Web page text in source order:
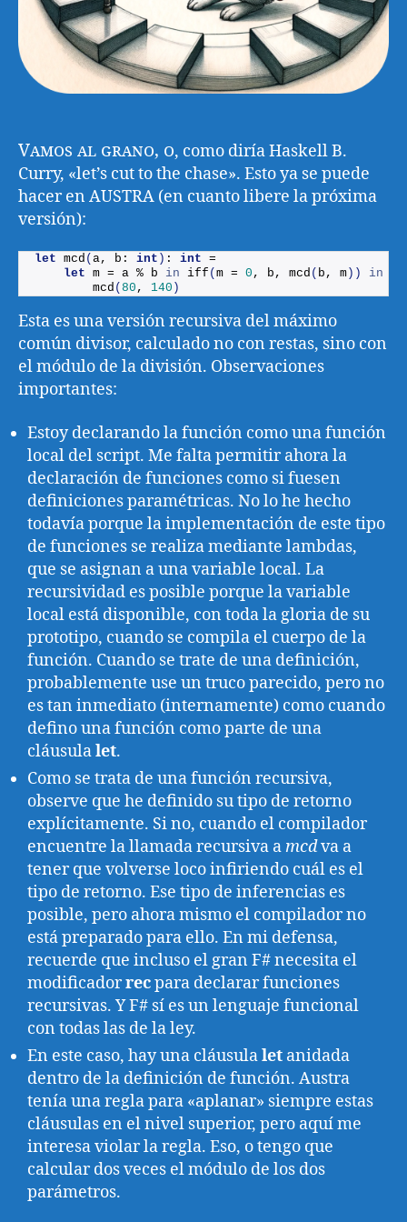
Vamos al grano, o, como diría Haskell B.
Curry, «let’s cut to the chase». Esto ya se puede
hacer en AUSTRA (en cuanto libere la próxima
versión):
let mcd ( a, b: int ) : int =
let m = a % b in iff ( m = 0 , b, mcd ( b, m ))
in
mcd ( 80 , 140 )
Esta es una versión recursiva del máximo
común divisor, calculado no con restas, sino con
el módulo de la división. Observaciones
importantes:
Estoy declarando la función como una función
local del script. Me falta permitir ahora la
declaración de funciones como si fuesen
definiciones paramétricas. No lo he hecho
todavía porque la implementación de este tipo
de funciones se realiza mediante lambdas,
que se asignan a una variable local. La
recursividad es posible porque la variable
local está disponible, con toda la gloria de su
prototipo, cuando se compila el cuerpo de la
función. Cuando se trate de una definición,
probablemente use un truco parecido, pero no
es tan inmediato (internamente) como cuando
defino una función como parte de una
cláusulalet.
Como se trata de una función recursiva,
observe que he definido su tipo de retorno
explícitamente. Si no, cuando el compilador
encuentre la llamada recursiva a mcdva a
tener que volverse loco infiriendo cuál es el
tipo de retorno. Ese tipo de inferencias es
posible, pero ahora mismo el compilador no
está preparado para ello. En mi defensa,
recuerde que incluso el gran F# necesita el
modificadorrecpara declarar funciones
recursivas. Y F# sí es un lenguaje funcional
con todas las de la ley.
En este caso, hay una cláusulalet anidada
dentro de la definición de función. Austra
tenía una regla para «aplanar» siempre estas
cláusulas en el nivel superior, pero aquí me
interesa violar la regla. Eso, o tengo que
calcular dos veces el módulo de los dos
parámetros.